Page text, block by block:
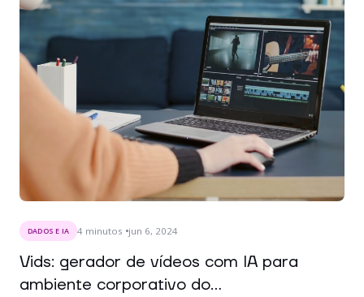
DADOS E IA 4 minutos jun 6, 2024
Vids: gerador de vídeos com IA para
ambiente corporativo do...